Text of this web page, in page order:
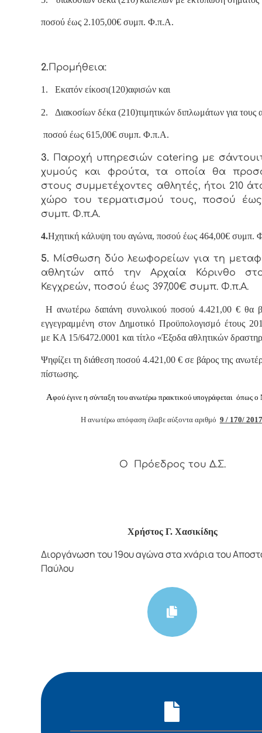
ποσού έως 2.105,00€ συμπ. Φ.π.Α.
2.Προμήθεια:
1. Εκατόν είκοσι(120)αφισών και
2. Διακοσίων δέκα (210)τιμητικών διπλωμάτων για τους
ποσού έως 615,00€ συμπ. Φ.π.Α.
3. Παροχή υπηρεσιών catering με
χυμούς και φρούτα, τα οποία θα
στους συμμετέχοντες αθλητές, ήτοι 210
χώρο του τερματισμού τους, ποσού έως
συμπ. Φ.π.Α.
4.Ηχητική κάλυψη του αγώνα, ποσού έως 464,00€ συμπ.
5. Μίσθωση δύο λεωφορείων για τη
αθλητών από την Αρχαία Κόρινθο στο
Κεγχρεών, ποσού έως 397,00€ συμπ. Φ.π.Α.
Η ανωτέρω δαπάνη συνολικού ποσού 4.421,00 € θα
εγγεγραμμένη στον Δημοτικό Προϋπολογισμό έτους
με ΚΑ 15/6472.0001 και τίτλο «Έξοδα αθλητικών
Ψηφίζει τη διάθεση ποσού 4.421,00 € σε βάρος της
πίστωσης.
Αφού έγινε η σύνταξη του ανωτέρω πρακτικού υπογράφεται όπως ο
Η ανωτέρω απόφαση έλαβε αύξοντα αριθμό 9 / 170/ 2017
Ο Πρόεδρος του Δ.Σ.
Χρήστος Γ. Χασικίδης
Διοργάνωση του 19ου αγώνα στα χνάρια του
Παύλου